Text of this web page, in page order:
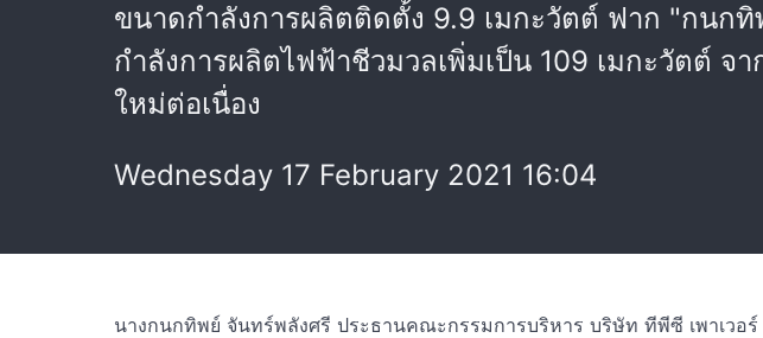
ขนาดกำลังการผลิตติดตั้ง 9.9 เมกะวัตต์ ฟาก "กนก
กำลังการผลิตไฟฟ้าชีวมวลเพิ่มเป็น 109 เมกะวัตต์
ใหม่ต่อเนื่อง
Wednesday 17 February 2021 16:04
นางกนกทิพย์ จันทร์พลังศรี ประธานคณะกรรมการบริหาร บริษัท ทีพีซี เพาเวอร์